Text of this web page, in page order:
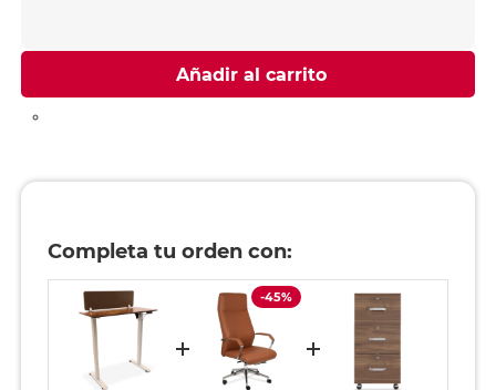
Añadir al carrito
Completa tu orden con:
-45%